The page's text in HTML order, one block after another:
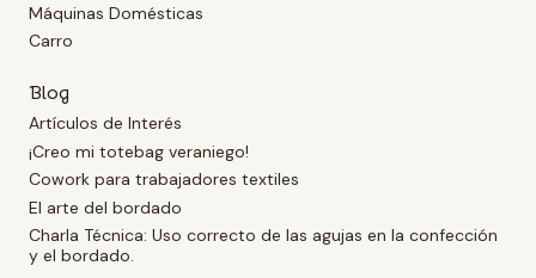
Máquinas Domésticas
Carro
Blog
Artículos de Interés
¡Creo mi totebag veraniego!
Cowork para trabajadores textiles
El arte del bordado
Charla Técnica: Uso correcto de las agujas en la confección
y el bordado.